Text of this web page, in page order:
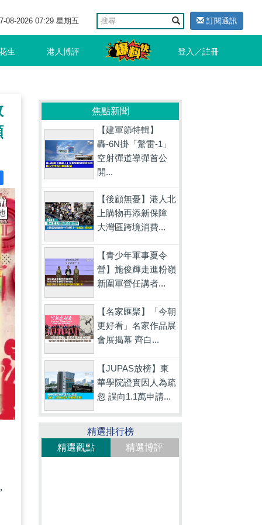
08-2026 07:29 星期五 訂閱通訊
生 港人博評 登入／註冊
焦點新聞
【建軍節特輯】
轟-6N掛「驚雷-1」
空射彈道導彈首公
開...
【後顧無憂】港人北
上購物再添新保障
大灣區跨境消費...
【青少年軍事夏令
營】施俊輝走進粉嶺
新圍軍營任講者...
【名家匯聚】「今朝
更好看」名家作品展
會展揭幕 齊白...
【JUPAS放榜】東
華學院證實因人為疏
忽 誤向1.1萬申請...
精選排行榜
精選觀點
精選博評